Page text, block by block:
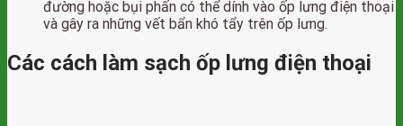
đường hoặc bụi phấn có thể dính vào ốp lưng điện thoại
và gây ra những vết bẩn khó tẩy trên ốp lưng.
Các cách làm sạch ốp lưng điện thoại